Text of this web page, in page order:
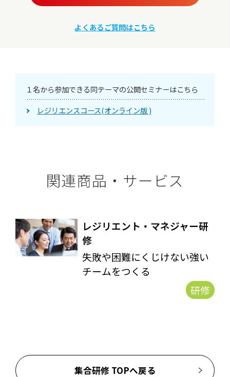
よくあるご質問はこちら
１名から参加できる同テーマの公開セミナーはこちら
レジリエンスコース(オンライン版 )
関連商品・サービス
レジリエント・マネジャー研
修
失敗や困難にくじけない強い
チームをつくる
研修
集合研修 TOPへ戻る